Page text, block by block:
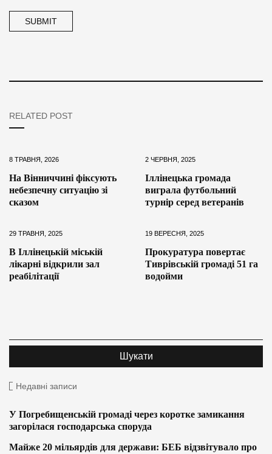
RELATED POST
8 ТРАВНЯ, 2026
На Вінниччині фіксують
небезпечну ситуацію зі
сказом
2 ЧЕРВНЯ, 2025
Іллінецька громада
виграла футбольний
турнір серед ветеранів
29 ТРАВНЯ, 2025
В Іллінецькій міській
лікарні відкрили зал
реабілітації
19 ВЕРЕСНЯ, 2025
Прокуратура повертає
Тиврівській громаді 51 га
водойми
Недавні записи
У Погребищенській громаді через коротке замикання
загорілася господарська споруда
Майже 20 мільярдів для держави: БЕБ відзвітувало про